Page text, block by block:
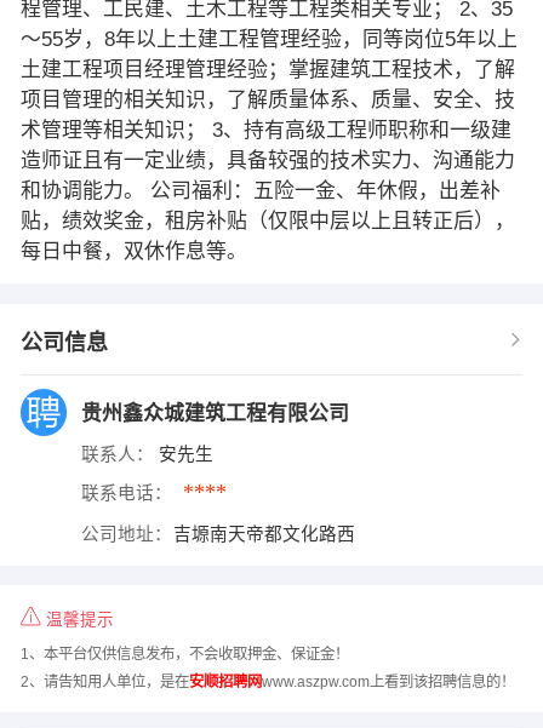
程管理、工民建、土木工程等工程类相关专业； 2、35
～55岁，8年以上土建工程管理经验，同等岗位5年以上
土建工程项目经理管理经验；掌握建筑工程技术，了解
项目管理的相关知识，了解质量体系、质量、安全、技
术管理等相关知识； 3、持有高级工程师职称和一级建
造师证且有一定业绩，具备较强的技术实力、沟通能力
和协调能力。 公司福利：五险一金、年休假，出差补
贴，绩效奖金，租房补贴（仅限中层以上且转正后），
每日中餐，双休作息等。
公司信息
贵州鑫众城建筑工程有限公司
联系人： 安先生
联系电话： ****
公司地址： 吉塬南天帝都文化路西
温馨提示
1、本平台仅供信息发布，不会收取押金、保证金！
2、请告知用人单位，是在安顺招聘网www.aszpw.com上看到该招聘信息的！